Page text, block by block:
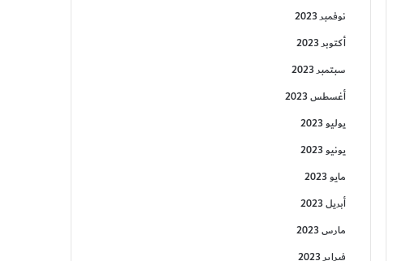
نوفمبر 2023
أكتوبر 2023
سبتمبر 2023
أغسطس 2023
يوليو 2023
يونيو 2023
مايو 2023
أبريل 2023
مارس 2023
فبراير 2023